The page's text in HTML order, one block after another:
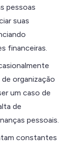
pessoas
suas
financeiras.
organização
um caso de
de
pessoais.
constantes